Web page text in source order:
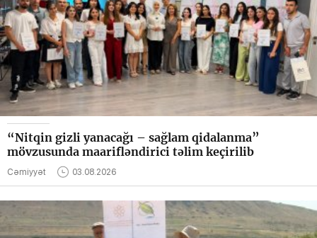
“Nitqin gizli yanacağı – sağlam qidalanma”
mövzusunda maarifləndirici təlim keçirilib
Cəmiyyət 03.08.2026